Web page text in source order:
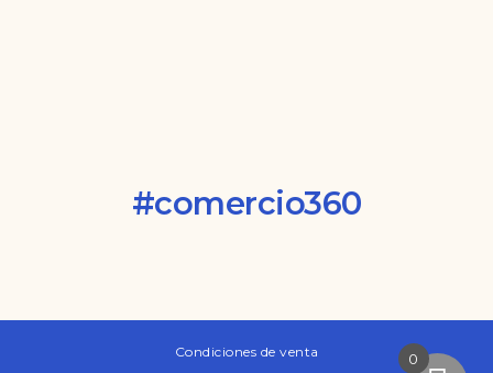
#comercio360
Condiciones de venta
0